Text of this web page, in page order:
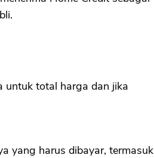
untuk total harga dan jika
yang harus dibayar, termasuk